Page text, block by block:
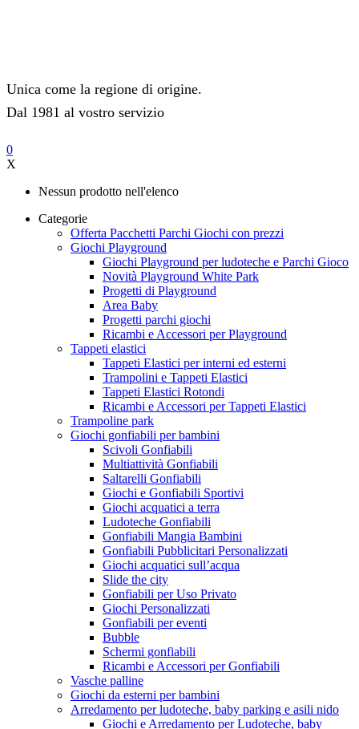
Unica come la regione di origine.
Dal 1981 al vostro servizio
0
X
Nessun prodotto nell'elenco
Categorie
Offerta Pacchetti Parchi Giochi con prezzi
Giochi Playground
Giochi Playground per ludoteche e Parchi Gioco
Novità Playground White Park
Progetti di Playground
Area Baby
Progetti parchi giochi
Ricambi e Accessori per Playground
Tappeti elastici
Tappeti Elastici per interni ed esterni
Trampolini e Tappeti Elastici
Tappeti Elastici Rotondi
Ricambi e Accessori per Tappeti Elastici
Trampoline park
Giochi gonfiabili per bambini
Scivoli Gonfiabili
Multiattività Gonfiabili
Saltarelli Gonfiabili
Giochi e Gonfiabili Sportivi
Giochi acquatici a terra
Ludoteche Gonfiabili
Gonfiabili Mangia Bambini
Gonfiabili Pubblicitari Personalizzati
Giochi acquatici sull’acqua
Slide the city
Gonfiabili per Uso Privato
Giochi Personalizzati
Gonfiabili per eventi
Bubble
Schermi gonfiabili
Ricambi e Accessori per Gonfiabili
Vasche palline
Giochi da esterni per bambini
Arredamento per ludoteche, baby parking e asili nido
Giochi e Arredamento per Ludoteche, baby